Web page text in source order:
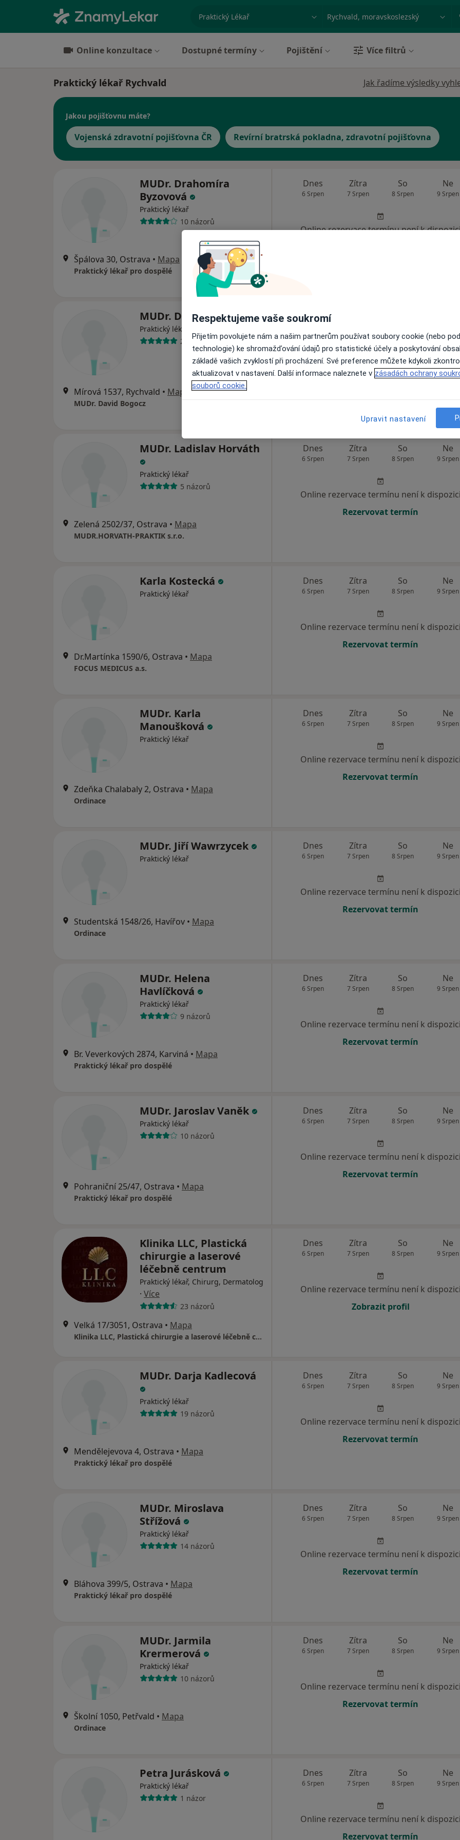
specializace, nemoc nebo příjmení
Online konzultace Dostupné termíny Pojištění Více filtrů
Praktický lékař Rychvald Jak řadíme výsledky
Jakou pojišťovnu máte?
Vojenská zdravotní pojišťovna ČR Revírní bratrská pokladna, zdravotní pojišťovna
MUDr. Drahomíra
Byzovová
Praktický lékař
10 názorů
Špálova 30, Ostrava • Mapa
Praktický lékař pro dospělé
Dnes
6 Srpen
Zítra
7 Srpen
So
8 Srpen
Ne
9 Srpen
Online rezervace termínu není k
MUDr. David Bogocz
Praktický lékař
2 názory
Mírová 1537, Rychvald • Mapa
MUDr. David Bogocz
Dnes
Online rezervace termínu není k
Rezervovat termín
MUDr. Ladislav Horváth
Praktický lékař
5 názorů
Zelená 2502/37, Ostrava • Mapa
MUDR.HORVATH-PRAKTIK s.r.o.
Dnes
6 Srpen
Zítra
7 Srpen
So
8 Srpen
Ne
9 Srpen
Online rezervace termínu není k dispozici
Rezervovat termín
Karla Kostecká
Praktický lékař
Dr.Martínka 1590/6, Ostrava • Mapa
FOCUS MEDICUS a.s.
Dnes
6 Srpen
Zítra
7 Srpen
So
8 Srpen
Ne
9 Srpen
Online rezervace termínu není k dispozici
Rezervovat termín
MUDr. Karla
Manoušková
Praktický lékař
Zdeňka Chalabaly 2, Ostrava • Mapa
Ordinace
Dnes
6 Srpen
Zítra
7 Srpen
So
8 Srpen
Ne
9 Srpen
Online rezervace termínu není k dispozici
Rezervovat termín
MUDr. Jiří Wawrzycek
Praktický lékař
Studentská 1548/26, Havířov • Mapa
Ordinace
Dnes
6 Srpen
Zítra
7 Srpen
So
8 Srpen
Ne
9 Srpen
Online rezervace termínu není k dispozici
Rezervovat termín
MUDr. Helena
Havlíčková
Praktický lékař
9 názorů
Br. Veverkových 2874, Karviná • Mapa
Praktický lékař pro dospělé
Dnes
6 Srpen
Zítra
7 Srpen
So
8 Srpen
Ne
9 Srpen
Online rezervace termínu není k dispozici
Rezervovat termín
MUDr. Jaroslav Vaněk
Praktický lékař
10 názorů
Pohraniční 25/47, Ostrava • Mapa
Praktický lékař pro dospělé
Dnes
6 Srpen
Zítra
7 Srpen
So
8 Srpen
Ne
9 Srpen
Online rezervace termínu není k dispozici
Rezervovat termín
Klinika LLC, Plastická
chirurgie a laserové
léčebně centrum
Praktický lékař, Chirurg, Dermatolog
· Více
23 názorů
Velká 17/3051, Ostrava • Mapa
Klinika LLC, Plastická chirurgie a laserové léčebně centrum
Dnes
6 Srpen
Zítra
7 Srpen
So
8 Srpen
Ne
9 Srpen
Online rezervace termínu není k dispozici
Zobrazit profil
MUDr. Darja Kadlecová
Praktický lékař
19 názorů
Mendělejevova 4, Ostrava • Mapa
Praktický lékař pro dospělé
Dnes
6 Srpen
Zítra
7 Srpen
So
8 Srpen
Ne
9 Srpen
Online rezervace termínu není k dispozici
Rezervovat termín
MUDr. Miroslava
Střížová
Praktický lékař
14 názorů
Bláhova 399/5, Ostrava • Mapa
Praktický lékař pro dospělé
Dnes
6 Srpen
Zítra
7 Srpen
So
8 Srpen
Ne
9 Srpen
Online rezervace termínu není k dispozici
Rezervovat termín
MUDr. Jarmila
Krermerová
Praktický lékař
10 názorů
Školní 1050, Petřvald • Mapa
Ordinace
Dnes
6 Srpen
Zítra
7 Srpen
So
8 Srpen
Ne
9 Srpen
Online rezervace termínu není k dispozici
Rezervovat termín
Petra Jurásková
Praktický lékař
1 názor
Dnes
6 Srpen
Zítra
7 Srpen
So
8 Srpen
Ne
9 Srpen
Online rezervace termínu není k dispozici
Rezervovat termín
Respektujeme vaše soukromí
Přijetím povolujete nám a našim partnerům používat soubory cookie (nebo
technologie) ke shromažďování údajů pro statistické účely a poskytování
základě vašich zvyklostí při procházení. Své preference můžete kdykoli
aktualizovat v nastavení. Další informace naleznete v zásadách ochrany
souborů cookie.
Upravit nastavení